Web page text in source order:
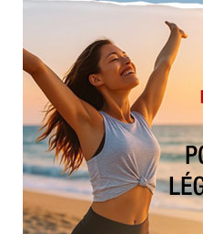
gla gla gla gla
sur le bout du
publié le 06/06/2008 à 09:41